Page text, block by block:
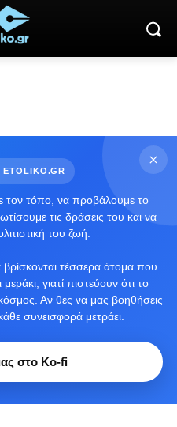
τον τόπο, να προβάλουμε το
τις δράσεις του και να
του ζωή.
τέσσερα άτομα που
γιατί πιστεύουν ότι το
κόσμος. Αν θες να μας βοηθήσεις
συνεισφορά μετράει.
στο Ko-fi